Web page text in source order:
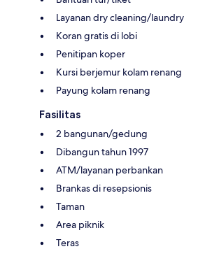
Layanan dry cleaning/laundry
Koran gratis di lobi
Penitipan koper
Kursi berjemur kolam renang
Payung kolam renang
Fasilitas
2 bangunan/gedung
Dibangun tahun 1997
ATM/layanan perbankan
Brankas di resepsionis
Taman
Area piknik
Teras